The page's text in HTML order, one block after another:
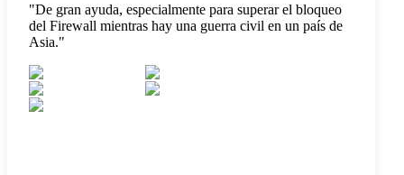
"De gran ayuda, especialmente para superar el bloqueo
del Firewall mientras hay una guerra civil en un país de
Asia."